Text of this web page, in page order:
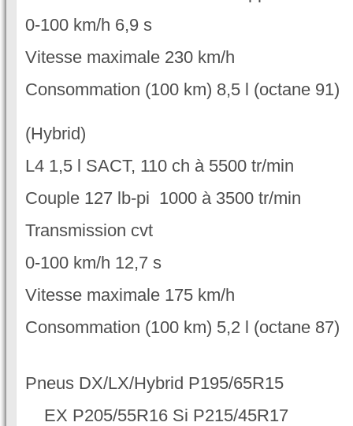
0-100 km/h 6,9 s
Vitesse maximale 230 km/h
Consommation (100 km) 8,5 l (octane 91)
(Hybrid)
L4 1,5 l SACT, 110 ch à 5500 tr/min
Couple 127 lb-pi 1000 à 3500 tr/min
Transmission cvt
0-100 km/h 12,7 s
Vitesse maximale 175 km/h
Consommation (100 km) 5,2 l (octane 87)
Pneus DX/LX/Hybrid P195/65R15
EX P205/55R16 Si P215/45R17